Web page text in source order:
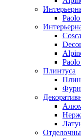
Cosca
Плинтуса